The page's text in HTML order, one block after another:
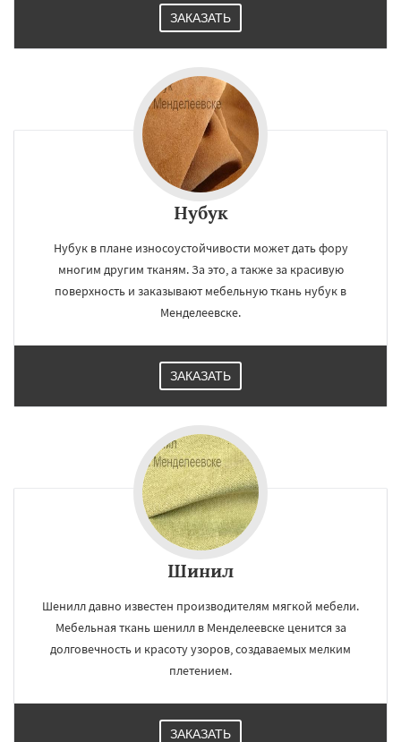
Нахабино
Обухово Октябрьский
Решетниково Родники
Северный
Софрино
Уваровка
Удельная
Фряново Хорлово
Шаховская
ЗАКАЗАТЬ
Нубук
Нубук в плане износоустойчивости может дать фору
многим другим тканям. За это, а также за красивую
поверхность и заказывают мебельную ткань нубук в
Менделеевске.
ЗАКАЗАТЬ
Шинил
Шенилл давно известен производителям мягкой мебели.
Мебельная ткань шенилл в Менделеевске ценится за
долговечность и красоту узоров, создаваемых мелким
плетением.
ЗАКАЗАТЬ
УЗНАТЬ ПОДРОБНЕЕ
Даю согласие на обработку персональных данных